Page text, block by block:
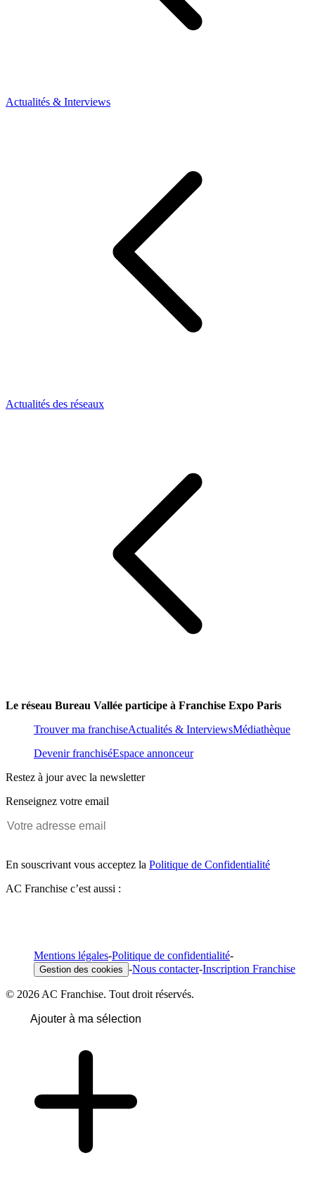
Actualités & Interviews
Actualités des réseaux
Le réseau Bureau Vallée participe à Franchise Expo Paris
Trouver ma franchiseActualités & InterviewsMédiathèque
Devenir franchiséEspace annonceur
Restez à jour avec la newsletter
Renseignez votre email
En souscrivant vous acceptez la Politique de Confidentialité
AC Franchise c’est aussi :
Mentions légales-Politique de confidentialité-
Gestion des cookies -Nous contacter-Inscription Franchise
© 2026 AC Franchise. Tout droit réservés.
Ajouter à ma sélection